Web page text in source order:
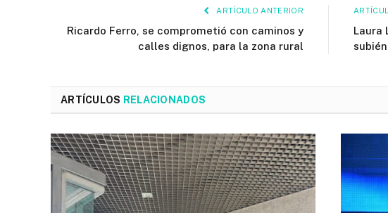
ARTÍCULO ANTERIOR
Ricardo Ferro, se comprometió con caminos y
calles dignos, para la zona rural
Laura
ARTÍCULOS RELACIONADOS